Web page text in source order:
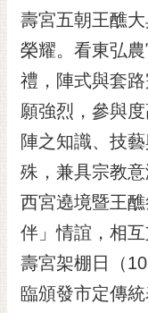
English
日
本
隱
私
權
及
安
全
政
策
壽宮五朝王醮
榮耀。看東弘
禮，陣式與套
願強烈，參與
陣之知識、技
殊，兼具宗教
西宮遶境暨王
伴」情誼，相
壽宮架棚日（
臨頒發市定傳